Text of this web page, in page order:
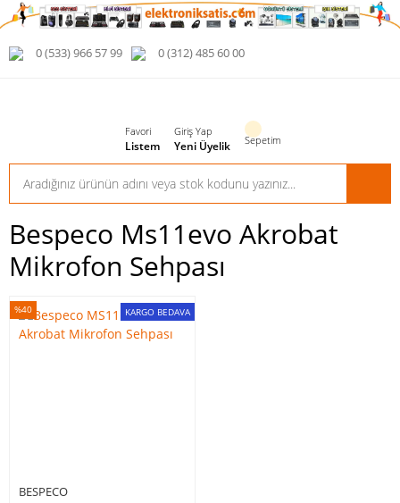
0 (533) 966 57 99 0 (312) 485 60 00
Favori
Listem
Giriş Yap
Yeni Üyelik Sepetim
Bespeco Ms11evo Akrobat
Mikrofon Sehpası
KARGO BEDAVA
BESPECO
%40